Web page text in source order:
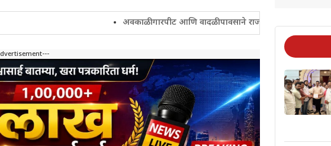
अवकाळी गारपीट आणि वादळी पावसाने राज्यातील शेतकरी चिंतेत !